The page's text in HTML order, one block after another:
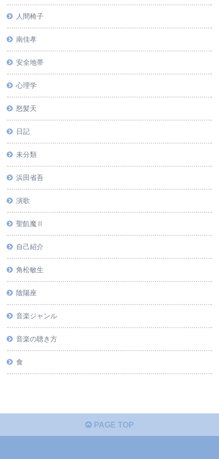
人間椅子
南佳孝
安全地帯
心理学
怒髪天
日記
未分類
浜田省吾
演歌
聖飢魔Ⅱ
自己紹介
角松敏生
陰陽座
音楽ジャンル
音楽の聴き方
食
PAGE TOP